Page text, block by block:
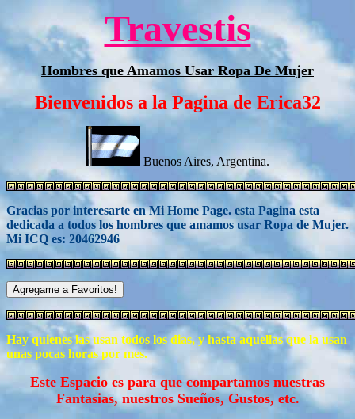
Travestis
Hombres que Amamos Usar Ropa De Mujer
Bienvenidos a la Pagina de Erica32
Buenos Aires, Argentina.
Gracias por interesarte en Mi Home Page. esta Pagina esta
dedicada a todos los hombres que amamos usar Ropa de Mujer.
Mi ICQ es: 20462946
Hay quienes las usan todos los dias, y hasta aquellas que la usan
unas pocas horas por mes.
Este Espacio es para que compartamos nuestras
Fantasias, nuestros Sueños, Gustos, etc.